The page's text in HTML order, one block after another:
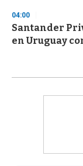
04:00
Santander
en Uruguay